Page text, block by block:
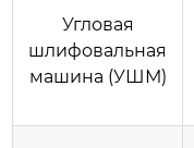
Угловая
шлифовальная
машина (УШМ)